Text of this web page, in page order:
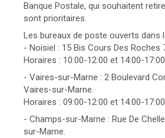
Banque Postale, qui souhaitent
sont prioritaires.
Les bureaux de poste ouverts dans
- Noisiel : 15 Bis Cours Des Roches
Horaires : 10:00-12:00 et 14:00-17:00
- Vaires-sur-Marne : 2 Boulevard
Vaires-sur-Marne.
Horaires : 09:00-12:00 et 14:00-17:00
- Champs-sur-Marne : Rue De
sur-Marne.